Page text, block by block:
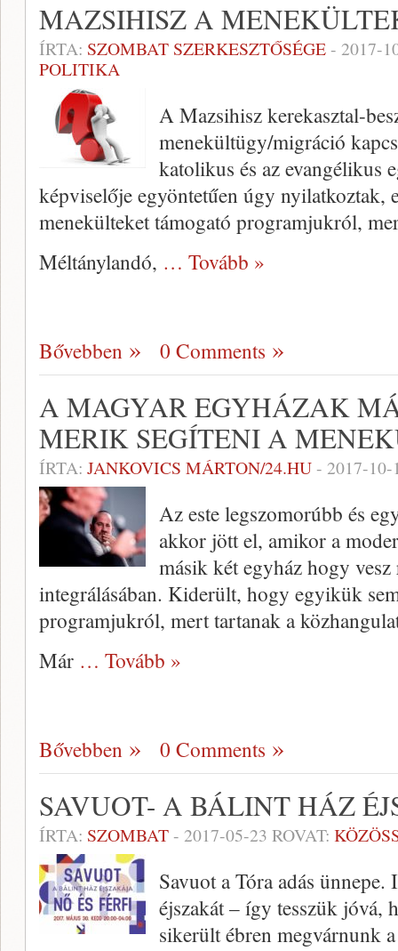
MAZSIHISZ A
ÍRTA: SZOMBAT SZERKESZTŐSÉGE- 2017-
POLITIKA
A Mazsihisz kerekasztal-
menekültügy/migráció
katolikus és az evangélikus
képviselője egyöntetűen úgy nyilatkoztak,
menekülteket támogató programjukról,
Méltánylandó, … Tovább »
Bővebben 0 Comments
A MAGYAR EGYHÁZAK
MERIK SEGÍTENI A
ÍRTA: JANKOVICS MÁRTON/24.HU- 2017-10-
Az este legszomorúbb és
akkor jött el, amikor a
másik két egyház hogy
integrálásában. Kiderült, hogy egyikük
programjukról, mert tartanak a
Már … Tovább »
Bővebben 0 Comments
SAVUOT- A BÁLINT HÁZ
ÍRTA: SZOMBAT- 2017-05-23 ROVAT:
Savuot a Tóra adás
éjszakát – így tesszük jóvá,
sikerült ébren megvárnunk